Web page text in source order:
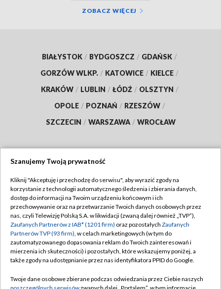
ZOBACZ WIĘCEJ
BIAŁYSTOK / BYDGOSZCZ / GDAŃSK /
GORZÓW WLKP. / KATOWICE / KIELCE /
KRAKÓW / LUBLIN / ŁÓDŹ / OLSZTYN /
OPOLE / POZNAŃ / RZESZÓW /
SZCZECIN / WARSZAWA / WROCŁAW
TVP
Abonament TVP
Emisja w TVP
Centrum informacji TVP
Naziemna Telewizja Cyfrowa
Rada Programowa
Regulamin TVP
Polityka prywatności
Moje zgody
Pomoc
Szanujemy Twoją prywatność
Kliknij "Akceptuję i przechodzę do serwisu", aby wyrazić zgody na
korzystanie z technologii automatycznego śledzenia i zbierania danych,
dostęp do informacji na Twoim urządzeniu końcowym i ich
przechowywanie oraz na przetwarzanie Twoich danych osobowych przez
nas, czyli Telewizję Polską S.A. w likwidacji (zwaną dalej również „TVP”),
Zaufanych Partnerów z IAB* (1201 firm) oraz pozostałych Zaufanych
Partnerów TVP (93 firm), w celach marketingowych (w tym do
zautomatyzowanego dopasowania reklam do Twoich zainteresowań i
mierzenia ich skuteczności) i pozostałych, które wskazujemy poniżej, a
także zgody na udostępnianie przez nas identyfikatora PPID do Google.
Twoje dane osobowe zbierane podczas odwiedzania przez Ciebie naszych